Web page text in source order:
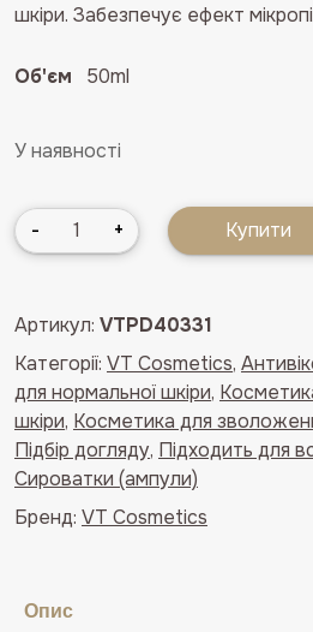
шкіри. Забезпечує ефект
Об'єм 50ml
У наявності
Сироватка
зі
і
женьшенем
VT
Cosmetics
PDRN
Reedle
Shot
- + Купити
Артикул: VTPD40331
Категорії: VT Cosmetics,
для нормальної шкіри,
шкіри, Косметика для
Підбір догляду, Підходить для
Сироватки (ампули)
Бренд: VT Cosmetics
Опис